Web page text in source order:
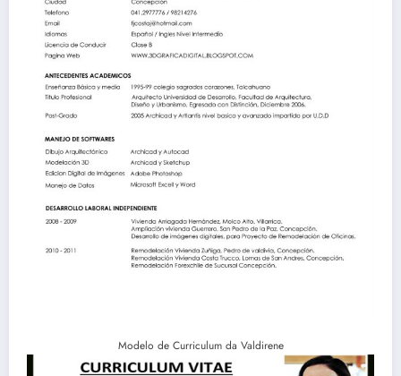
Modelo de Curriculum da Valdirene